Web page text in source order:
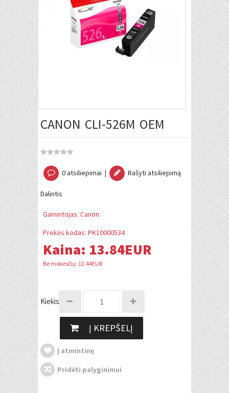
CANON CLI-526M OEM
0 atsiliepimai | Rašyti atsiliepimą
Dalintis
Gamintojas: Canon
Prekės kodas: PK10000534
Kaina: 13.84EUR
Be mokesčių: 11.44EUR
Kiekis:
Į KREPŠELĮ
Į atmintinę
Pridėti palyginimui